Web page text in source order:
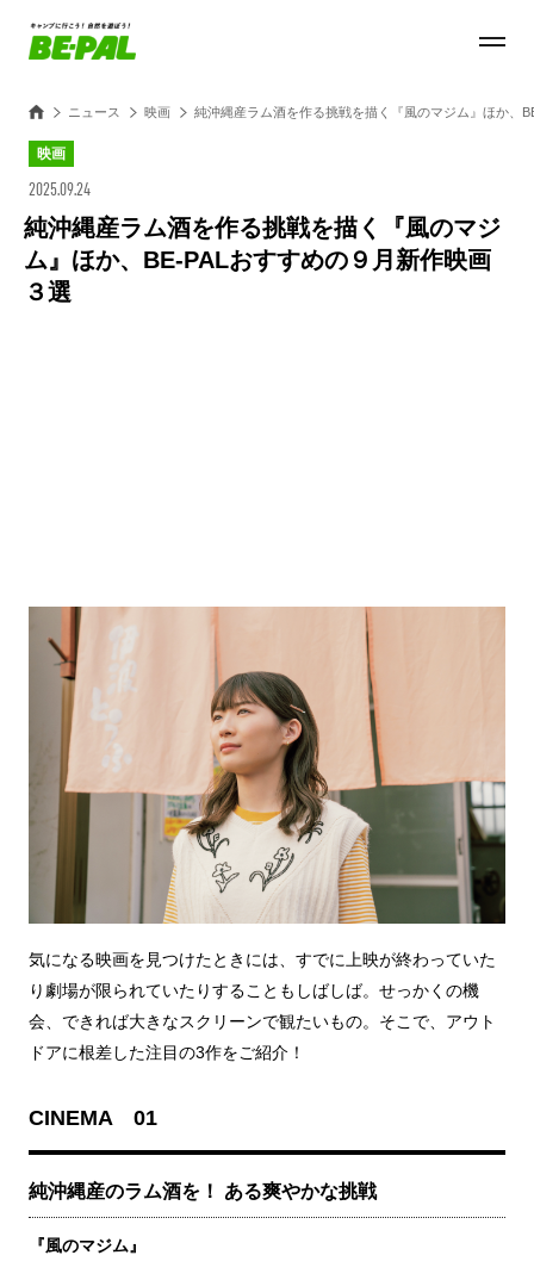
ニュース 映画 純沖縄産ラム酒を作る挑戦を描く『風のマジム』ほか、
映画
2025.09.24
純沖縄産ラム酒を作る挑戦を描く『風のマジ
ム』ほか、BE-PALおすすめの９月新作映画
３選
気になる映画を見つけたときには、すでに上映が終わっていた
り劇場が限られていたりすることもしばしば。せっかくの機
会、できれば大きなスクリーンで観たいもの。そこで、アウト
ドアに根差した注目の3作をご紹介！
CINEMA 01
純沖縄産のラム酒を！ ある爽やかな挑戦
『風のマジム』